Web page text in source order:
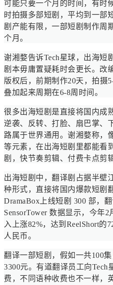
可能只要一个月的时间，有时
时拍摄多部短剧，平均到一部
剧产能有限，一部短剧制作周
个月。
谢湘婺告诉Tech星球，出海短
剧本毋庸置疑耗时会更长。改
版权后，前期制作20天，拍摄
叠加起来周期在6-8周时间。
很多出海短剧是直接将国内成
逆袭、反转、打脸、扇巴掌、
路属于世界通用。谢湘婺称，
等元素，在出海短剧里都能看
剧，快节奏剪辑、付费卡点剪辑
出海短剧中，翻译剧占据半壁
种形式，直接将国内爆款短剧
DramaBox上线短剧 300 部，
SensorTower 数据显示，今年
入上涨82%，达到ReelShort的
人民币。
翻译一部短剧，假如一共100
3300元。有道翻译员工向
费，不同语种收费也不一样，